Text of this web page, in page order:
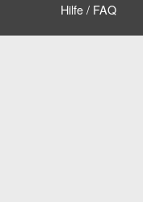
Hilfe / FAQ